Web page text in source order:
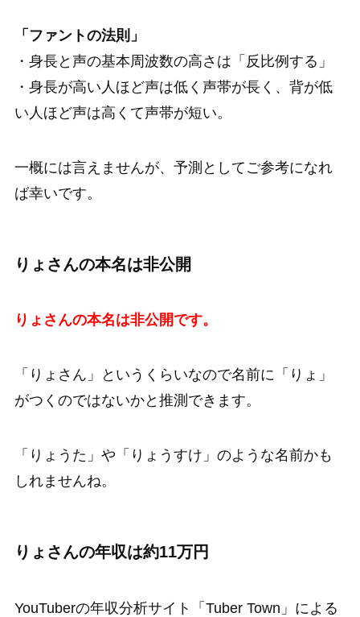
「ファントの法則」
・身長と声の基本周波数の高さは「反比例する」
・身長が高い人ほど声は低く声帯が長く、背が低
い人ほど声は高くて声帯が短い。
一概には言えませんが、予測としてご参考になれ
ば幸いです。
りょさんの本名は非公開
りょさんの本名は非公開です。
「りょさん」というくらいなので名前に「りょ」
がつくのではないかと推測できます。
「りょうた」や「りょうすけ」のような名前かも
しれませんね。
りょさんの年収は約11万円
YouTuberの年収分析サイト「Tuber Town」による